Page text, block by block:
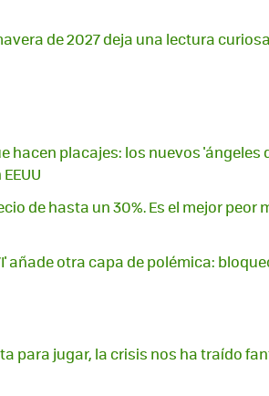
de 2027 deja una lectura
hacen placajes: los nuevos 'ángeles
de hasta un 30%. Es el mejor peor
añade otra capa de polémica:
para jugar, la crisis nos ha traído